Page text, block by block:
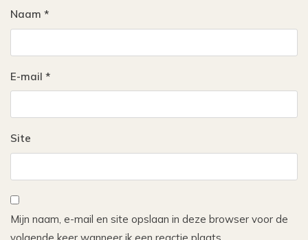
Naam *
E-mail *
Site
Mijn naam, e-mail en site opslaan in deze browser voor de